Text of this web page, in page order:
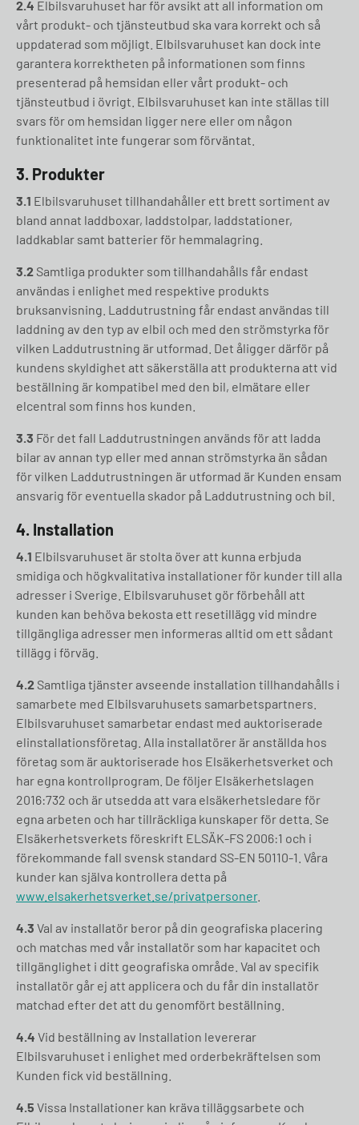
2.4 Elbilsvaruhuset har för avsikt att all information om
vårt produkt- och tjänsteutbud ska vara korrekt och så
uppdaterad som möjligt. Elbilsvaruhuset kan dock inte
garantera korrektheten på informationen som finns
presenterad på hemsidan eller vårt produkt- och
tjänsteutbud i övrigt. Elbilsvaruhuset kan inte ställas till
svars för om hemsidan ligger nere eller om någon
funktionalitet inte fungerar som förväntat.
3. Produkter
3.1 Elbilsvaruhuset tillhandahåller ett brett sortiment av
bland annat laddboxar, laddstolpar, laddstationer,
laddkablar samt batterier för hemmalagring.
3.2 Samtliga produkter som tillhandahålls får endast
användas i enlighet med respektive produkts
bruksanvisning. Laddutrustning får endast användas till
laddning av den typ av elbil och med den strömstyrka för
vilken Laddutrustning är utformad. Det åligger därför på
kundens skyldighet att säkerställa att produkterna att vid
beställning är kompatibel med den bil, elmätare eller
elcentral som finns hos kunden.
3.3 För det fall Laddutrustningen används för att ladda
bilar av annan typ eller med annan strömstyrka än sådan
för vilken Laddutrustningen är utformad är Kunden ensam
ansvarig för eventuella skador på Laddutrustning och bil.
4. Installation
4.1 Elbilsvaruhuset är stolta över att kunna erbjuda
smidiga och högkvalitativa installationer för kunder till alla
adresser i Sverige. Elbilsvaruhuset gör förbehåll att
kunden kan behöva bekosta ett resetillägg vid mindre
tillgängliga adresser men informeras alltid om ett sådant
tillägg i förväg.
4.2 Samtliga tjänster avseende installation tillhandahålls i
samarbete med Elbilsvaruhusets samarbetspartners.
Elbilsvaruhuset samarbetar endast med auktoriserade
elinstallationsföretag. Alla installatörer är anställda hos
företag som är auktoriserade hos Elsäkerhetsverket och
har egna kontrollprogram. De följer Elsäkerhetslagen
2016:732 och är utsedda att vara elsäkerhetsledare för
egna arbeten och har tillräckliga kunskaper för detta. Se
Elsäkerhetsverkets föreskrift ELSÄK-FS 2006:1 och i
förekommande fall svensk standard SS-EN 50110-1. Våra
kunder kan själva kontrollera detta på
www.elsakerhetsverket.se/privatpersoner.
4.3 Val av installatör beror på din geografiska placering
och matchas med vår installatör som har kapacitet och
tillgänglighet i ditt geografiska område. Val av specifik
installatör går ej att applicera och du får din installatör
matchad efter det att du genomfört beställning.
4.4 Vid beställning av Installation levererar
Elbilsvaruhuset i enlighet med orderbekräftelsen som
Kunden fick vid beställning.
4.5 Vissa Installationer kan kräva tilläggsarbete och